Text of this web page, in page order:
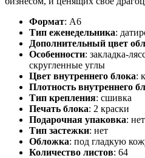
Формат: А6
Тип еженедельника:
Дополнительный цвет
Особенности: закладка-
скругленные углы
Цвет внутреннего блока:
Плотность внутреннего
Тип крепления: сшивка
Печать блока: 2 краски
Подарочная упаковка: нет
Тип застежки: нет
Обложка: под гладкую
Количество листов: 64